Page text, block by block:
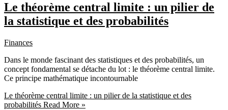
Le théorème central limite : un pilier de
la statistique et des probabilités
Finances
Dans le monde fascinant des statistiques et des probabilités, un
concept fondamental se détache du lot : le théorème central limite.
Ce principe mathématique incontournable
Le théorème central limite : un pilier de la statistique et des
probabilités Read More »